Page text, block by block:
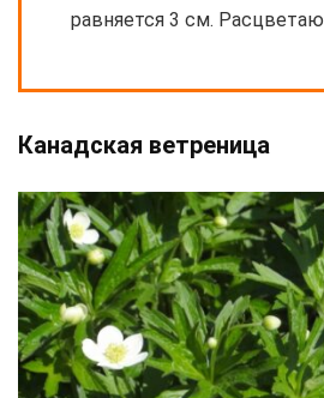
равняется 3 см.
Канадская ветреница